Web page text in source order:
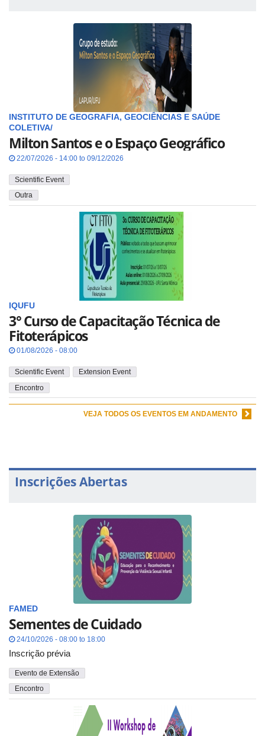
INSTITUTO DE GEOGRAFIA, GEOCIÊNCIAS E SAÚDE
COLETIVA/
Milton Santos e o Espaço Geográfico
22/07/2026 - 14:00 to 09/12/2026
Scientific Event
Outra
IQUFU
3° Curso de Capacitação Técnica de
Fitoterápicos
01/08/2026 - 08:00
Scientific Event
Extension Event
Encontro
VEJA TODOS OS EVENTOS EM ANDAMENTO
Inscrições Abertas
FAMED
Sementes de Cuidado
24/10/2026 - 08:00 to 18:00
Inscrição prévia
Evento de Extensão
Encontro